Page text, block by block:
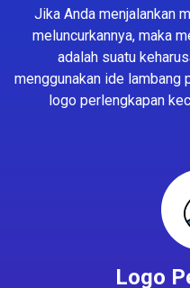
Jika Anda menjalankan
meluncurkannya, maka
adalah suatu
menggunakan ide lambang
logo perlengkapan
Logo